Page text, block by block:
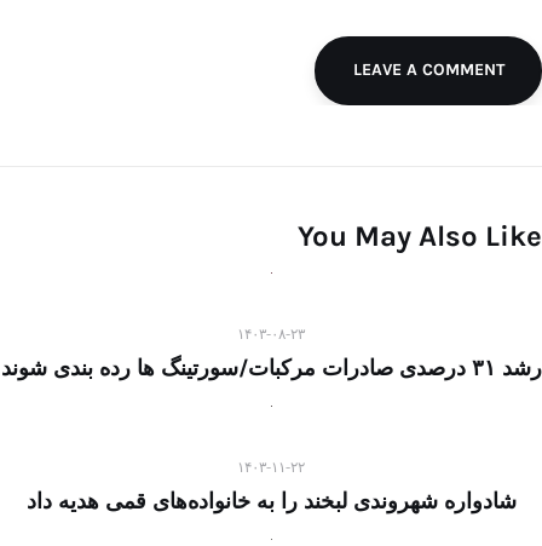
LEAVE A COMMENT
You May Also Like
۱۴۰۳-۰۸-۲۳
رشد ۳۱ درصدی صادرات مرکبات/سورتینگ ها رده بندی شوند
۱۴۰۳-۱۱-۲۲
شادواره شهروندی لبخند را به خانواده‌های قمی هدیه داد